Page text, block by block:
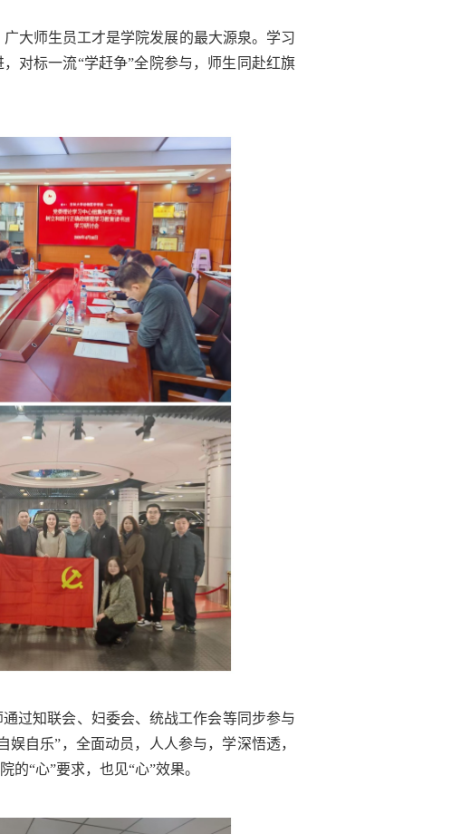
大师生员工才是学院发展的最大源泉。学习
对标一流“学赶争”全院参与，师生同赴红旗
过知联会、妇委会、统战工作会等同步参与
自乐”，全面动员，人人参与，学深悟透，
“心”要求，也见“心”效果。